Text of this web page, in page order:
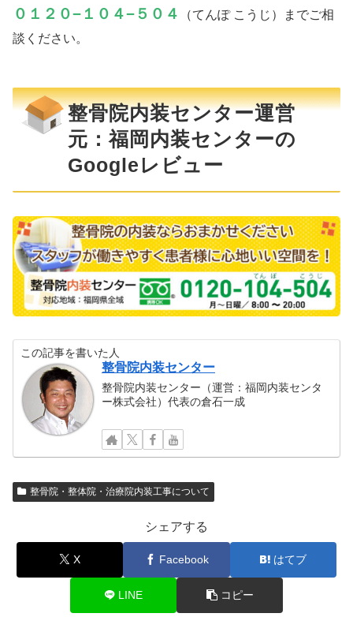
０１２０−１０４−５０４
（てんぽ こうじ）までご相
談ください。
整骨院内装センター運営
元：福岡内装センターの
Googleレビュー
この記事を書いた人
整骨院内装センター
整骨院内装センター（運営：福岡内装センタ
ー株式会社）代表の倉石一成
整骨院・整体院・治療院内装工事について
シェアする
X Facebook はてブ
LINE コピー